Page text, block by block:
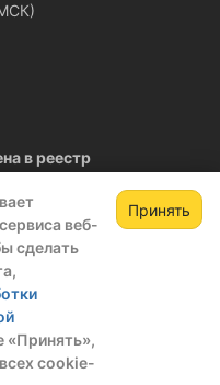
веб-
сделать
«Принять»,
cookie-
Принять
о закупке
после
в профиль
Войти
в реестр